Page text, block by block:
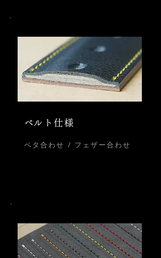
​ベルト仕様
ベタ合わせ / フェザー合わせ